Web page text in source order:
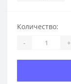
Количество:
- +